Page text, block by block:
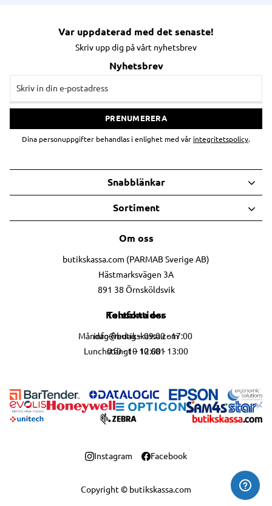
Var uppdaterad med det senaste!
Skriv upp dig på vårt nyhetsbrev
Nyhetsbrev
PRENUMERERA
Dina personuppgifter behandlas i enlighet med vår integritetspolicy.
Om oss
butikskassa.com (PARMAB Sverige AB)
Hästmarksvägen 3A
891 38 Örnsköldsvik
Kontakta oss
info@butikskassa.com
010 - 10 10 681
Telefontider
Måndag-fredag – 09:00 - 17:00
Lunchstängt – 12:00 - 13:00
Snabblänkar
Sortiment
Copyright © butikskassa.com
Instagram Facebook